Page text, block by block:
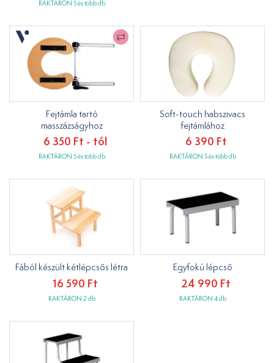
RAKTÁRON 5 és több db
Fejtámla tartó
masszázságyhoz
6 350 Ft - tól
RAKTÁRON 5 és több db
Soft-touch habszivacs
fejtámlához
6 390 Ft
RAKTÁRON 5 és több db
Fából készült kétlépcsős létra
16 590 Ft
RAKTÁRON 2 db
Egyfokú lépcső
24 990 Ft
RAKTÁRON 4 db